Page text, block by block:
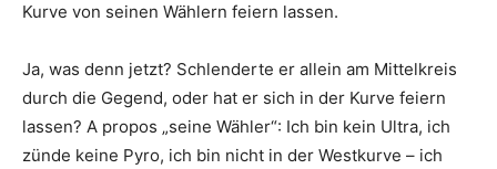
Kurve von seinen Wählern feiern lassen.
Ja, was denn jetzt? Schlenderte er allein am Mittelkreis
durch die Gegend, oder hat er sich in der Kurve feiern
lassen? A propos „seine Wähler“: Ich bin kein Ultra, ich
zünde keine Pyro, ich bin nicht in der Westkurve – ich